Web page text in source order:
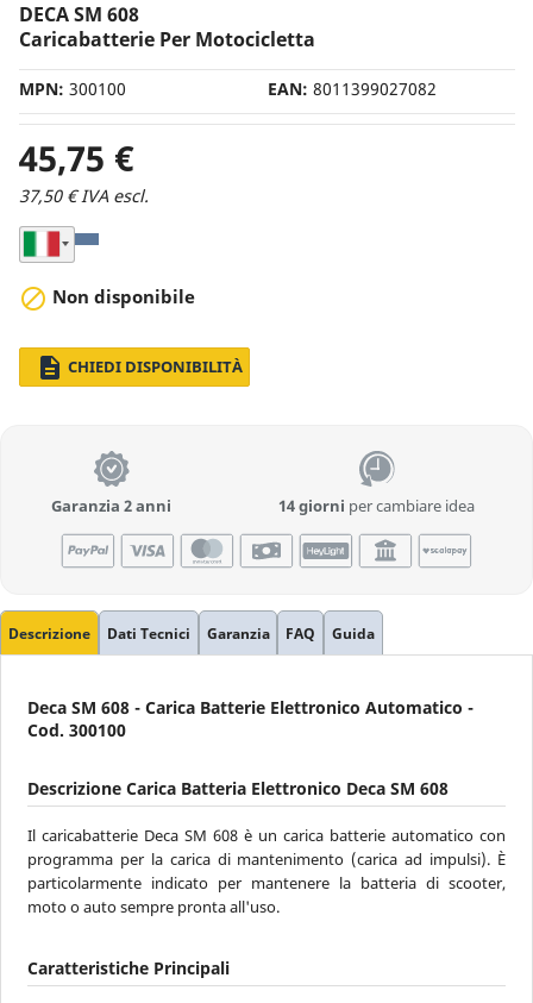
DECA SM 608
Caricabatterie Per Motocicletta
MPN: 300100 EAN: 8011399027082
45,75 €
37,50 € IVA escl.
Seleziona Nazione di Spedizione
 Non disponibile
description CHIEDI DISPONIBILITÀ
Garanzia 2 anni 14 giorni per cambiare idea
Descrizione Dati Tecnici Garanzia FAQ Guida
Deca SM 608 - Carica Batterie Elettronico Automatico -
Cod. 300100
Descrizione Carica Batteria Elettronico Deca SM 608
Il caricabatterie Deca SM 608 è un carica batterie automatico con
programma per la carica di mantenimento (carica ad impulsi). È
particolarmente indicato per mantenere la batteria di scooter,
moto o auto sempre pronta all'uso.
Caratteristiche Principali